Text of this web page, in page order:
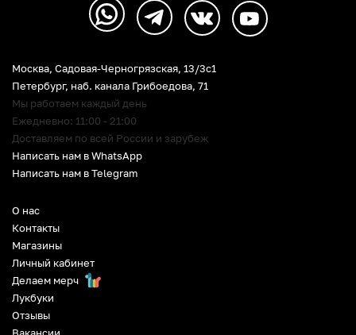
О нас
Контакты
Магазины
Личный кабинет
Делаем мерч
Лукбуки
Отзывы
Москва, Садовая-Черногрязская, 13/3c1
Петербург, наб. канала Грибоедова, 71
Мы работаем каждый день
Ежедневно: 11:00 - 21:00
Доставляем по всей России и зарубеж
Написать нам в WhatsApp
Написать нам в Telegram